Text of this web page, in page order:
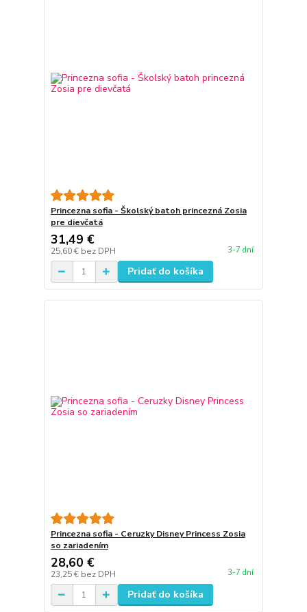
Princezna sofia - Školský batoh princezná Zosia
pre dievčatá
31,49 €
25,60 € bez DPH 3-7 dní
Pridať do košíka
Princezna sofia - Ceruzky Disney Princess Zosia
so zariadením
28,60 €
23,25 € bez DPH 3-7 dní
Pridať do košíka